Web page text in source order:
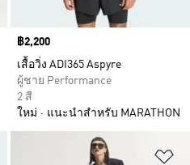
Price
฿2,200
เสื้อวิ่ง ADI365 Aspyre
ผู้ชาย Performance
2 สี
ใหม่
แนะนำสำหรับ MARATHON
เพิ่มไปยังรายการสินค้าโปรด